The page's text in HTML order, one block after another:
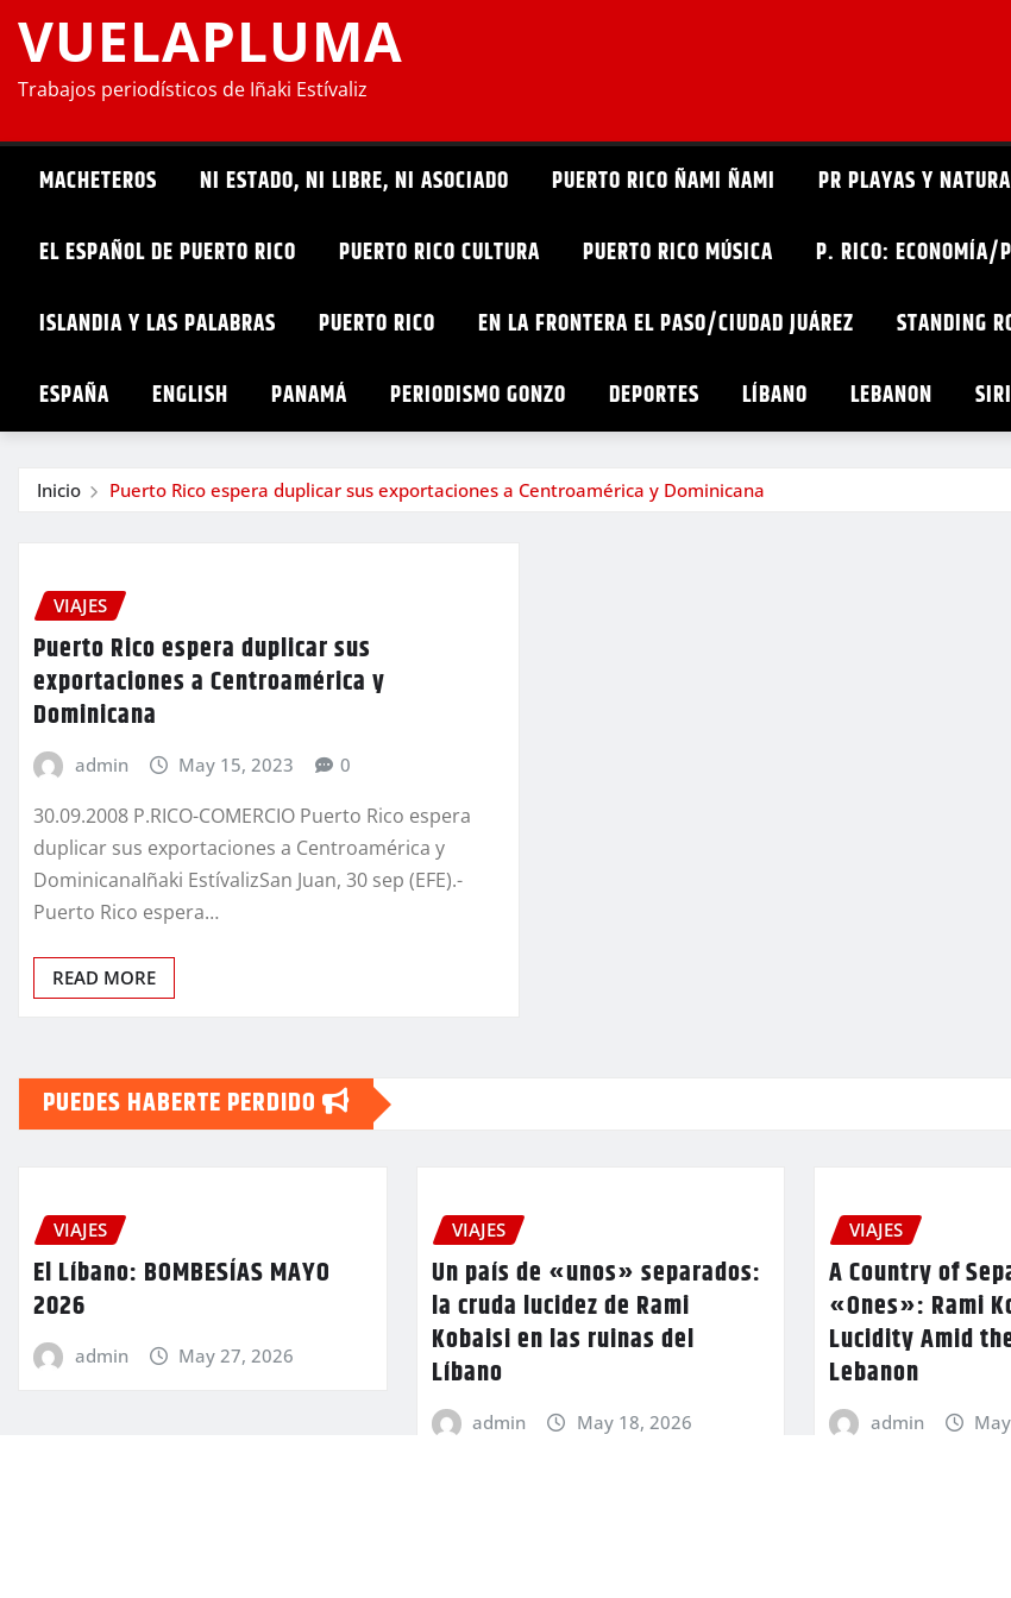
VUELAPLUMA
Trabajos periodísticos de Iñaki Estívaliz
MACHETEROS NI ESTADO, NI LIBRE, NI ASOCIADO PUERTO RICO ÑAMI ÑAMI PR PLAYAS Y
EL ESPAÑOL DE PUERTO RICO PUERTO RICO CULTURA PUERTO RICO MÚSICA P. RICO: ECONOMÍA/
ISLANDIA Y LAS PALABRAS PUERTO RICO EN LA FRONTERA EL PASO/CIUDAD JUÁREZ STANDING
ESPAÑA ENGLISH PANAMÁ PERIODISMO GONZO DEPORTES LÍBANO LEBANON
Inicio Puerto Rico espera duplicar sus exportaciones a Centroamérica y Dominicana
VIAJES
Puerto Rico espera duplicar sus
exportaciones a Centroamérica y
Dominicana
admin May 15, 2023 0
30.09.2008 P.RICO-COMERCIO Puerto Rico espera
duplicar sus exportaciones a Centroamérica y
DominicanaIñaki EstívalizSan Juan, 30 sep (EFE).-
Puerto Rico espera…
READ MORE
PUEDES HABERTE PERDIDO
VIAJES
El Líbano: BOMBESÍAS MAYO
2026
admin May 27, 2026
VIAJES
Un país de «unos» separados:
la cruda lucidez de Rami
Kobaisi en las ruinas del
Líbano
admin May 18, 2026
VIAJES
A Country of
«Ones»: Rami
Lucidity Amid
Lebanon
admin